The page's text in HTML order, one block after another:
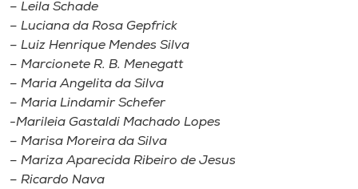
– Leila Schade
– Luciana da Rosa Gepfrick
– Luiz Henrique Mendes Silva
– Marcionete R. B. Menegatt
– Maria Angelita da Silva
– Maria Lindamir Schefer
-Marileia Gastaldi Machado Lopes
– Marisa Moreira da Silva
– Mariza Aparecida Ribeiro de Jesus
– Ricardo Nava